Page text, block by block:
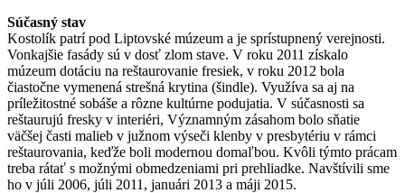
Súčasný stav
Kostolík patrí pod Liptovské múzeum a je sprístupnený verejnosti.
Vonkajšie fasády sú v dosť zlom stave. V roku 2011 získalo
múzeum dotáciu na reštaurovanie fresiek, v roku 2012 bola
čiastočne vymenená strešná krytina (šindle). Využíva sa aj na
príležitostné sobáše a rôzne kultúrne podujatia. V súčasnosti sa
reštaurujú fresky v interiéri, Významným zásahom bolo sňatie
väčšej časti malieb v južnom výseči klenby v presbytériu v rámci
reštaurovania, keďže boli modernou domaľbou. Kvôli týmto prácam
treba rátať s možnými obmedzeniami pri prehliadke. Navštívili sme
ho v júli 2006, júli 2011, januári 2013 a máji 2015.